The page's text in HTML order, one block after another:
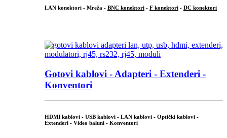
LAN konektori - Mreža - BNC konektori - F konektori - DC konektori
Gotovi kablovi - Adapteri - Extenderi -
Konventori
HDMI kablovi - USB kablovi - LAN kablovi - Optički kablovi -
Extenderi - Video baluni - Konventori